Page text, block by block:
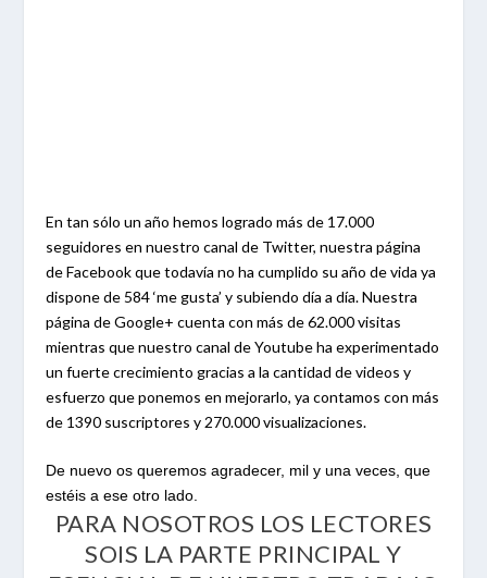
En tan sólo un año hemos logrado más de 17.000
seguidores en nuestro canal de Twitter, nuestra página
de Facebook que todavía no ha cumplido su año de vida ya
dispone de 584 ‘me gusta’ y subiendo día a día. Nuestra
página de Google+ cuenta con más de 62.000 visitas
mientras que nuestro canal de Youtube ha experimentado
un fuerte crecimiento gracias a la cantidad de videos y
esfuerzo que ponemos en mejorarlo, ya contamos con más
de 1390 suscriptores y 270.000 visualizaciones.
De nuevo os queremos agradecer, mil y una veces, que
estéis a ese otro lado.
PARA NOSOTROS LOS LECTORES
SOIS LA PARTE PRINCIPAL Y